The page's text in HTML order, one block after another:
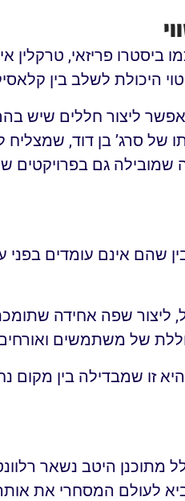
פריזאי, טרקלין
היכולת לשלב בין
ליצור חללים שיש
של סרג’ בן דוד,
גם בפרויקטים
שהם אינם עומדים
ליצור שפה אחידה
של משתמשים
זו שמבדילה בין מקום
מתוכנן היטב נשאר
לעולם המסחרי את